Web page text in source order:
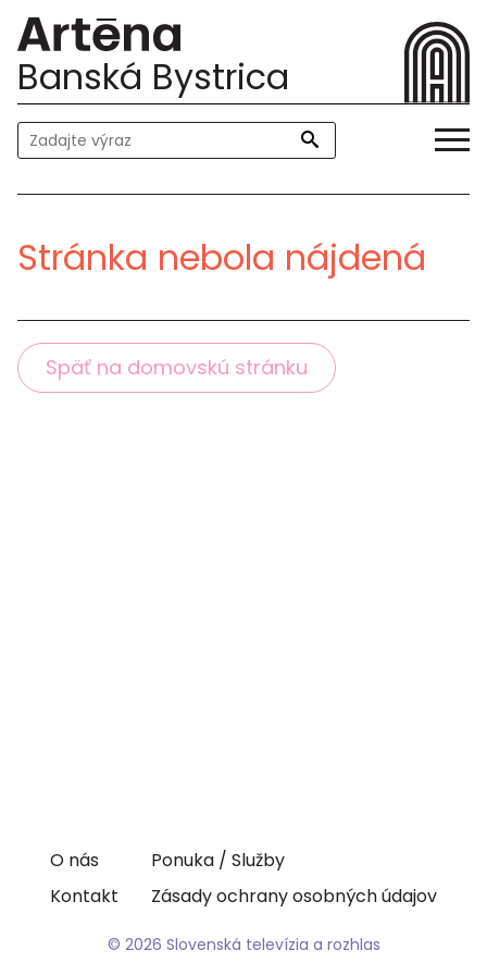
Banská Bystrica
Stránka nebola nájdená
Späť na domovskú stránku
O nás
Kontakt
Ponuka / Služby
Zásady ochrany osobných údajov
© 2026 Slovenská televízia a rozhlas